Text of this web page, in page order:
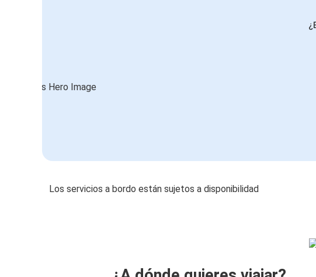
Los servicios a bordo están sujetos a disponibilidad